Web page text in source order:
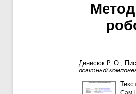
Денисюк Р. О.,
освітньої
Текст
Сам-